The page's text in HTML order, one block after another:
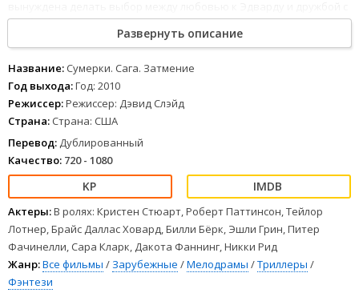
Джейкобом, зная что еерешениеможет послужить толчком к
возобновлению давнего противостояния между вампирами и
оборотнями.
Помимо всего прочего, ей предстоит принять еще одно важное
решение: жизнь или смерть, ведь окончание средней школы уже
не за горами.
12 34 5 678
Развернуть описание
Название: Сумерки. Сага. Затмение
Год выхода:Год: 2010
Режиссер:Режиссер: Дэвид Слэйд
Страна: Страна: США
Перевод: Дублированный
Качество: 720 - 1080
Актеры:В ролях: Кристен Стюарт, Роберт Паттинсон, Тейлор
Лотнер, Брайс Даллас Ховард, Билли Бёрк, Эшли Грин, Питер
Фачинелли, Сара Кларк, Дакота Фаннинг, Никки Рид
Жанр:Все фильмы / Зарубежные /Мелодрамы /Триллеры /
Фэнтези